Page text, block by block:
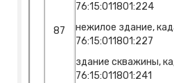
87
76:15:011801:224
нежилое здание,
76:15:011801:227
здание скважины,
76:15:011801:241